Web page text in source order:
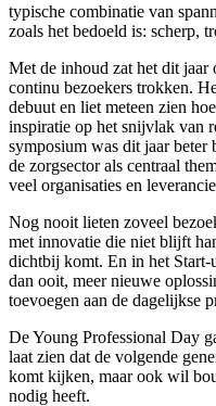
typische combinatie van
zoals het bedoeld is: scherp,
Met de inhoud zat het dit
continu bezoekers trokken.
debuut en liet meteen zien
inspiratie op het snijvlak van
symposium was dit jaar
de zorgsector als centraal
veel organisaties en
Nog nooit lieten zoveel
met innovatie die niet blijft
dichtbij komt. En in het Start-
dan ooit, meer nieuwe
toevoegen aan de dagelijkse
De Young Professional Day
laat zien dat de volgende
komt kijken, maar ook wil
nodig heeft.